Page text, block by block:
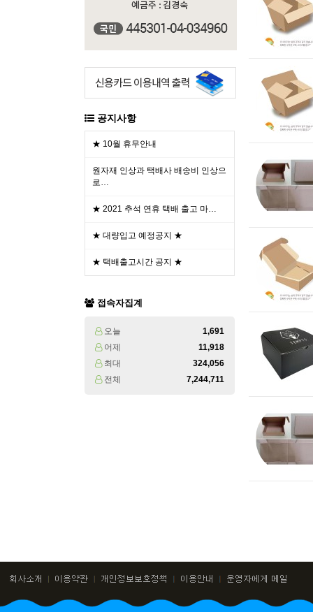
공지사항
★ 10월 휴무안내
원자재 인상과 택배사 배송비 인상으
로…
★ 2021 추석 연휴 택배 출고 마…
★ 대량입고 예정공지 ★
★ 택배출고시간 공지 ★
접속자집계
오늘
1,691
어제
11,918
최대
324,056
전체
7,244,711